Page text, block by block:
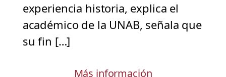
experiencia historia, explica el
académico de la UNAB, señala que
su fin […]
Más información